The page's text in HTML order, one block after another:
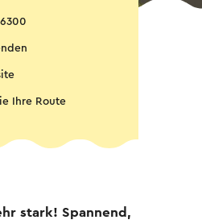
Ihre Route
stark! Spannend,